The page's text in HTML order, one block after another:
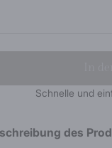
Schnelle und
des